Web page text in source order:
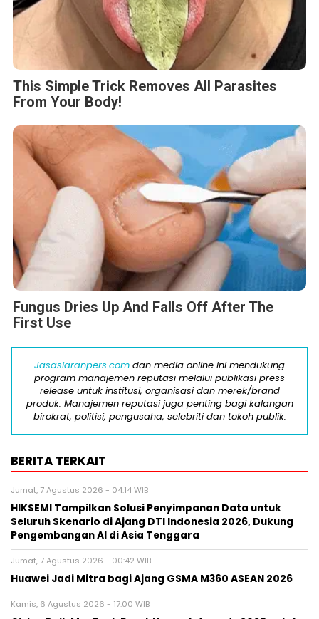
This Simple Trick Removes All Parasites
From Your Body!
Fungus Dries Up And Falls Off After The
First Use
Jasasiaranpers.com dan media online ini mendukung
program manajemen reputasi melalui publikasi press
release untuk institusi, organisasi dan merek/brand
produk. Manajemen reputasi juga penting bagi kalangan
birokrat, politisi, pengusaha, selebriti dan tokoh publik.
BERITA TERKAIT
Jumat, 7 Agustus 2026 - 04:14 WIB
HIKSEMI Tampilkan Solusi Penyimpanan Data untuk
Seluruh Skenario di Ajang DTI Indonesia 2026, Dukung
Pengembangan AI di Asia Tenggara
Jumat, 7 Agustus 2026 - 00:42 WIB
Huawei Jadi Mitra bagi Ajang GSMA M360 ASEAN 2026
Kamis, 6 Agustus 2026 - 17:00 WIB